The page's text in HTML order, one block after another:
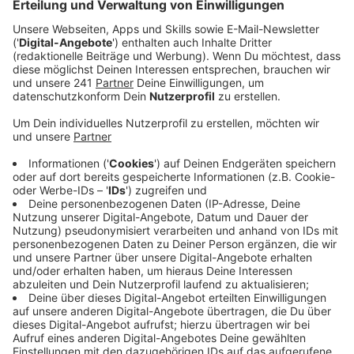
Anzeige
Das neue Jahr beginnt für euch hoffentlich mit einer
neue Jahrzehnt für euch übernehmen? Den letzten
Sommerurlaub? Das neue Boxspringbett? Das
Kinderfahrrad? Was sollen wir bezahlen? Bewerbt euch
perE-Mailoder – noch einfacher – mit dem Formular
hier auf der Website.
Ihr müsst uns eure Rechnung nicht sofort schicken,
sondern nur eintragen, was ihr wofür ausgegeben habt.
(Die Rechnung brauchen wir erst dann, wenn ihr wirklich
gewonnen habt.) Wenn ihr eure Rechnung bei uns im
Programm hört und euch rechtzeitig zurückmeldet,
bezahlen wir sie!